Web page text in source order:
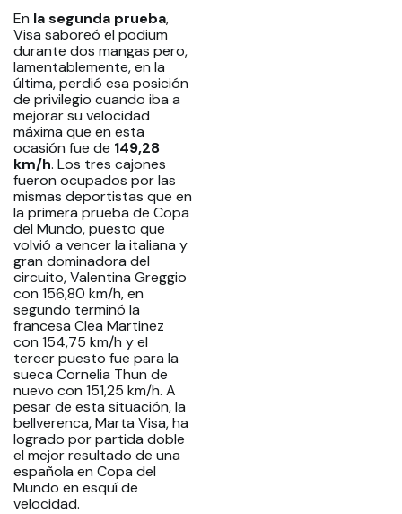
En la segunda prueba,
Visa saboreó el podium
durante dos mangas pero,
lamentablemente, en la
última, perdió esa posición
de privilegio cuando iba a
mejorar su velocidad
máxima que en esta
ocasión fue de 149,28
km/h. Los tres cajones
fueron ocupados por las
mismas deportistas que en
la primera prueba de Copa
del Mundo, puesto que
volvió a vencer la italiana y
gran dominadora del
circuito, Valentina Greggio
con 156,80 km/h, en
segundo terminó la
francesa Clea Martinez
con 154,75 km/h y el
tercer puesto fue para la
sueca Cornelia Thun de
nuevo con 151,25 km/h. A
pesar de esta situación, la
bellverenca, Marta Visa, ha
logrado por partida doble
el mejor resultado de una
española en Copa del
Mundo en esquí de
velocidad.